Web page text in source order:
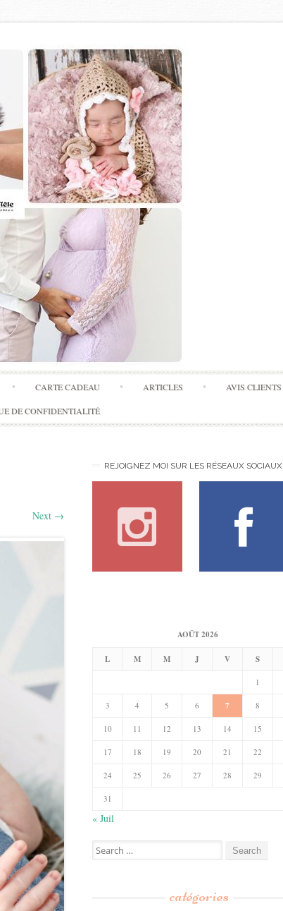
CARTE CADEAU ARTICLES AVIS CLIENTS
DE CONFIDENTIALITÉ
Next →
REJOIGNEZ MOI SUR LES RÉSEAUX SOCIAUX
AOÛT 2026
L M M J V S
1
3 4 5 6 7 8
10 11 12 13 14 15
17 18 19 20 21 22
24 25 26 27 28 29
31
« Juil
Search
for:
catégories